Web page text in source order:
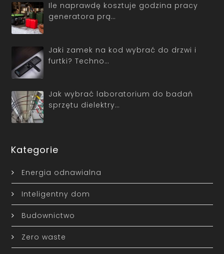
Ile naprawdę kosztuje godzina pracy
generatora prą…
Jaki zamek na kod wybrać do drzwi i
furtki? Techno…
Jak wybrać laboratorium do badań
sprzętu dielektry…
Kategorie
Energia odnawialna
Inteligentny dom
Budownictwo
Zero waste